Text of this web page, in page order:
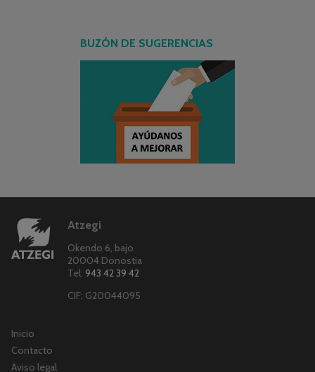
BUZÓN DE SUGERENCIAS
Atzegi
Okendo 6, bajo
20004 Donostia
Tel: 943 42 39 42
CIF: G20044095
Inicio
Contacto
Aviso legal